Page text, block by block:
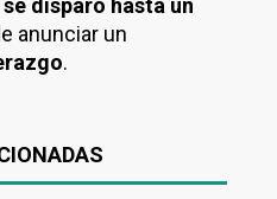
se disparó hasta un
anunciar un
.